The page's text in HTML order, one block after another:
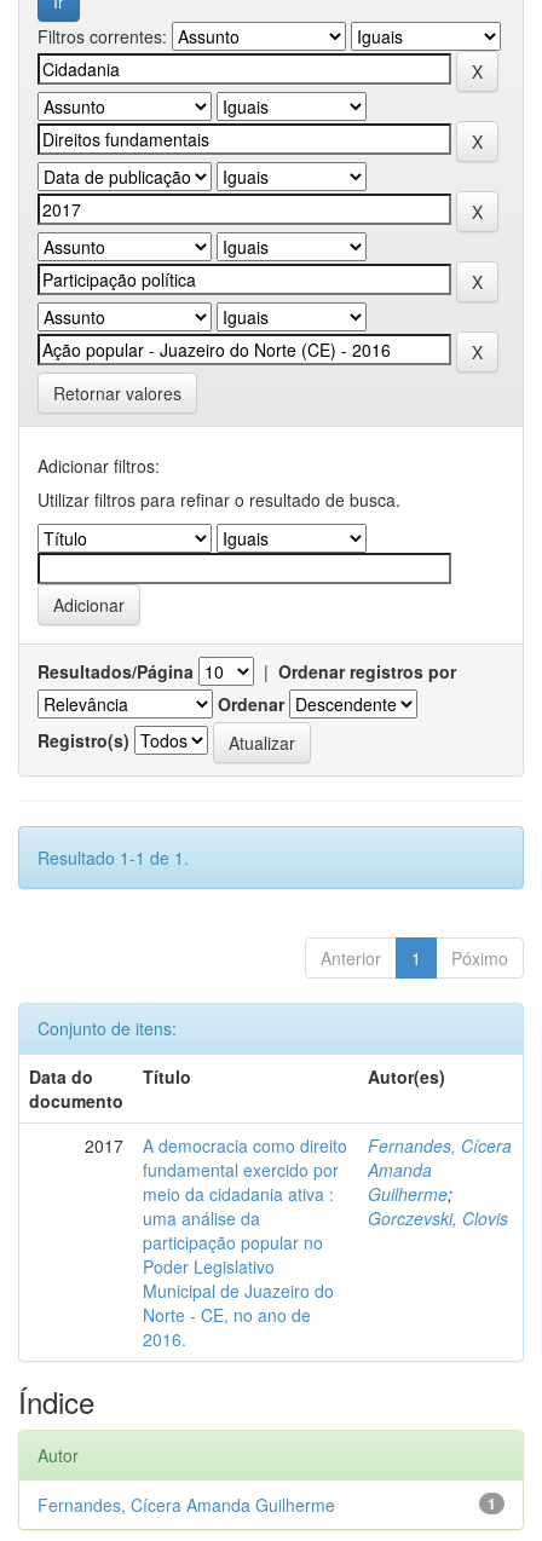
Filtros correntes:
Retornar valores
Adicionar filtros:
Utilizar filtros para refinar o resultado de busca.
Resultados/Página | Ordenar registros por
Ordenar
Registro(s)
Resultado 1-1 de 1.
Anterior 1 Póximo
Conjunto de itens:
Data do
documento
Título Autor(es)
2017
A democracia como direito
fundamental exercido por
meio da cidadania ativa :
uma análise da
participação popular no
Poder Legislativo
Municipal de Juazeiro do
Norte - CE, no ano de
2016.
Fernandes, Cícera
Amanda
Guilherme;
Gorczevski, Clovis
Índice
Autor
1
Fernandes, Cícera Amanda Guilherme